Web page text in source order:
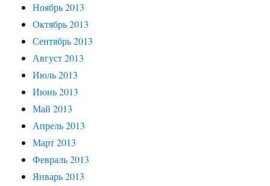
Ноябрь 2013
Октябрь 2013
Сентябрь 2013
Август 2013
Июль 2013
Июнь 2013
Май 2013
Апрель 2013
Март 2013
Февраль 2013
Январь 2013